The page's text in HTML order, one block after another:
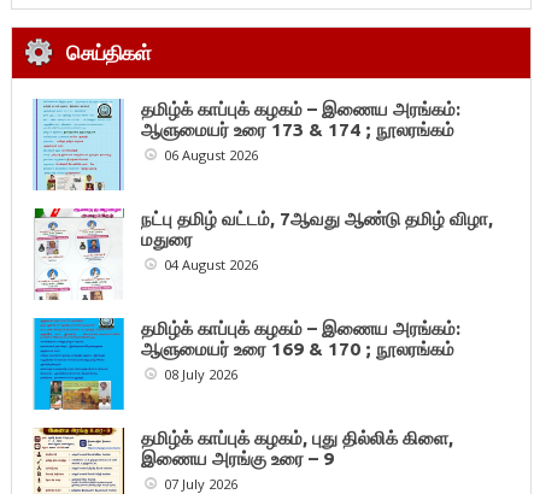
செய்திகள்
தமிழ்க் காப்புக் கழகம் – இணைய அரங்கம்:
ஆளுமையர் உரை 173 & 174 ; நூலரங்கம்
06 August 2026
நட்பு தமிழ் வட்டம், 7ஆவது ஆண்டு தமிழ் விழா,
மதுரை
04 August 2026
தமிழ்க் காப்புக் கழகம் – இணைய அரங்கம்:
ஆளுமையர் உரை 169 & 170 ; நூலரங்கம்
08 July 2026
தமிழ்க் காப்புக் கழகம், புது தில்லிக் கிளை,
இணைய அரங்கு உரை – 9
07 July 2026